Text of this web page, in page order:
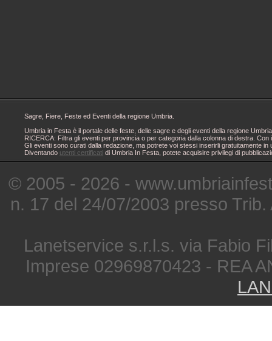
Sagre, Fiere, Feste ed Eventi della regione Umbria.
Umbria in Festa è il portale delle feste, delle sagre e degli eventi della regione
RICERCA: Filtra gli eventi per provincia o per categoria dalla colonna di destra.
Gli eventi sono curati dalla redazione, ma potrete voi stessi inserirli gratuitamente
Diventando utenti certificati di Umbria In Festa, potete acquisire privilegi di
© 2005 - 2026 -
n. 17 del 24/07/2003 presso
Lanetservice s.r.l.s. via Fabio
Imprese 02969870423 - REA